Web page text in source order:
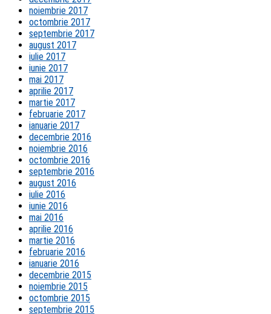
noiembrie 2017
octombrie 2017
septembrie 2017
august 2017
iulie 2017
iunie 2017
mai 2017
aprilie 2017
martie 2017
februarie 2017
ianuarie 2017
decembrie 2016
noiembrie 2016
octombrie 2016
septembrie 2016
august 2016
iulie 2016
iunie 2016
mai 2016
aprilie 2016
martie 2016
februarie 2016
ianuarie 2016
decembrie 2015
noiembrie 2015
octombrie 2015
septembrie 2015